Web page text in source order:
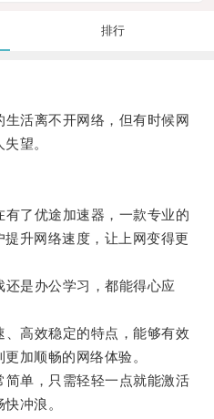
排行
活离不开网络，但有时候网
望。
了优途加速器，一款专业的
升网络速度，让上网变得更
是办公学习，都能得心应
高效稳定的特点，能够有效
加顺畅的网络体验。
单，只需轻轻一点就能激活
冲浪。